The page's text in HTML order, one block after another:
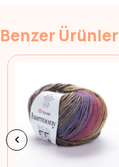
Benzer Ürünler